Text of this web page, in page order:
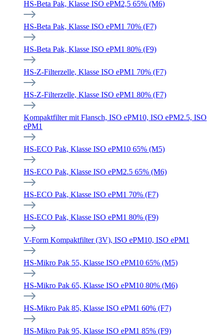
HS-Beta Pak, Klasse ISO ePM2,5 65% (M6)
HS-Beta Pak, Klasse ISO ePM1 70% (F7)
HS-Beta Pak, Klasse ISO ePM1 80% (F9)
HS-Z-Filterzelle, Klasse ISO ePM1 70% (F7)
HS-Z-Filterzelle, Klasse ISO ePM1 80% (F7)
Kompaktfilter mit Flansch, ISO ePM10, ISO ePM2.5, ISO
ePM1
HS-ECO Pak, Klasse ISO ePM10 65% (M5)
HS-ECO Pak, Klasse ISO ePM2.5 65% (M6)
HS-ECO Pak, Klasse ISO ePM1 70% (F7)
HS-ECO Pak, Klasse ISO ePM1 80% (F9)
V-Form Kompaktfilter (3V), ISO ePM10, ISO ePM1
HS-Mikro Pak 55, Klasse ISO ePM10 65% (M5)
HS-Mikro Pak 65, Klasse ISO ePM10 80% (M6)
HS-Mikro Pak 85, Klasse ISO ePM1 60% (F7)
HS-Mikro Pak 95, Klasse ISO ePM1 85% (F9)